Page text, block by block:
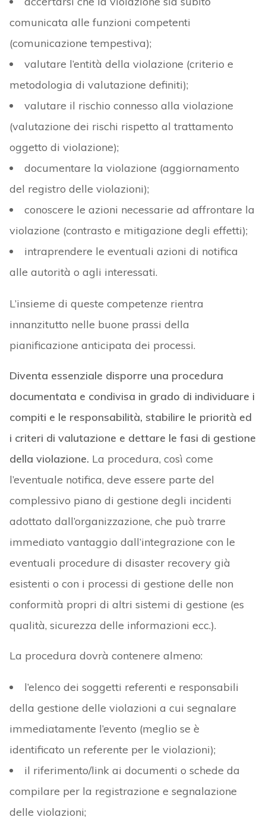
comunicata alle funzioni competenti
(comunicazione tempestiva);
valutare l’entità della violazione (criterio e
metodologia di valutazione definiti);
valutare il rischio connesso alla violazione
(valutazione dei rischi rispetto al trattamento
oggetto di violazione);
documentare la violazione (aggiornamento
del registro delle violazioni);
conoscere le azioni necessarie ad affrontare la
violazione (contrasto e mitigazione degli effetti);
intraprendere le eventuali azioni di notifica
alle autorità o agli interessati.
L’insieme di queste competenze rientra
innanzitutto nelle buone prassi della
pianificazione anticipata dei processi.
Diventa essenziale disporre una procedura
documentata e condivisa in grado di individuare i
compiti e le responsabilità, stabilire le priorità ed
i criteri di valutazione e dettare le fasi di gestione
della violazione. La procedura, così come
l’eventuale notifica, deve essere parte del
complessivo piano di gestione degli incidenti
adottato dall’organizzazione, che può trarre
immediato vantaggio dall’integrazione con le
eventuali procedure di disaster recovery già
esistenti o con i processi di gestione delle non
conformità propri di altri sistemi di gestione (es
qualità, sicurezza delle informazioni ecc.).
La procedura dovrà contenere almeno:
l’elenco dei soggetti referenti e responsabili
della gestione delle violazioni a cui segnalare
immediatamente l’evento (meglio se è
identificato un referente per le violazioni);
il riferimento/link ai documenti o schede da
compilare per la registrazione e segnalazione
delle violazioni;